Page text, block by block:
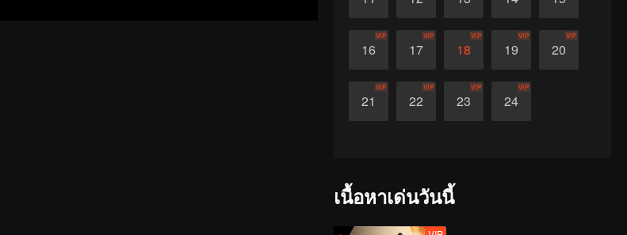
16
VIP
17
VIP
18
VIP
19
VIP
20
VIP
21
VIP
22
VIP
23
VIP
24
VIP
เนื้อหาเด่นวันนี้